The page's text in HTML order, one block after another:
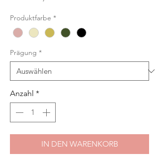
Produktfarbe *
Prägung *
Anzahl *
IN DEN WARENKORB